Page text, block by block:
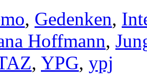
, Gedenken,
Hoffmann,
, YPG, ypj